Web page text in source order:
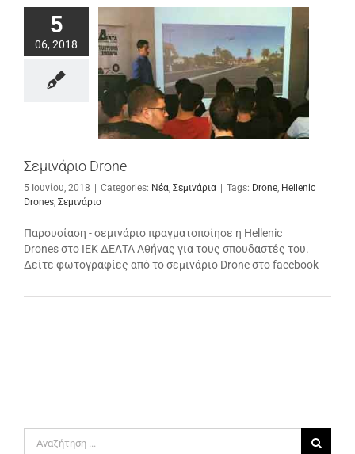
5
06, 2018
Σεμινάριο Drone
5 Ιουνίου, 2018 Categories: Νέα, Σεμινάρια Tags: Drone, Hellenic
Drones, Σεμινάριο
Παρουσίαση - σεμινάριο πραγματοποίησε η Hellenic
Drones στο ΙΕΚ ΔΕΛΤΑ Αθήνας για τους σπουδαστές του.
Δείτε φωτογραφίες από το σεμινάριο Drone στο facebook
για: